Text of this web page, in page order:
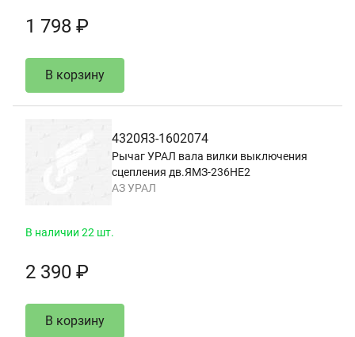
1 798 ₽
В корзину
4320Я3-1602074
Рычаг УРАЛ вала вилки выключения
сцепления дв.ЯМЗ-236НЕ2
АЗ УРАЛ
В наличии 22 шт.
2 390 ₽
В корзину